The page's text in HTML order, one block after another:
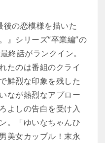
の恋模様を描いた
』シリーズ“卒業編”の
終話がランクイン。
たのは番組のクライ
鮮烈な印象を残した
なが熱烈なアプロー
よしの告白を受け入
。「ゆいなちゃんひ
美女カップル！末永